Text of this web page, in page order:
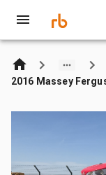
2016 Massey